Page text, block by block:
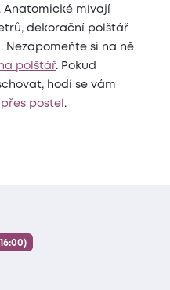
Anatomické mívají
dekorační polštář
Nezapomeňte si na ně
polštář. Pokud
hodí se vám
postel .